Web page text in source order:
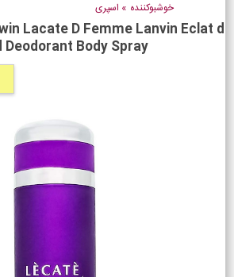
خوشبوکننده » اسپری
Lacate D Femme Lanvin Eclat d
Body Spray